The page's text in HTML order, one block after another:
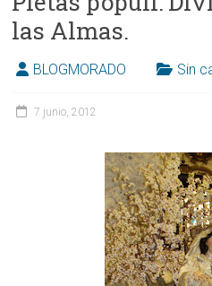
las
Aguas
las Almas‏.
BLOGMORADO Sin
7 junio, 2012